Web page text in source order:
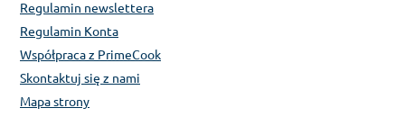
Regulamin newslettera
Regulamin Konta
Współpraca z PrimeCook
Skontaktuj się z nami
Mapa strony